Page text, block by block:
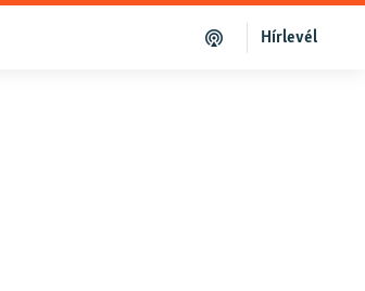
Hírlevél